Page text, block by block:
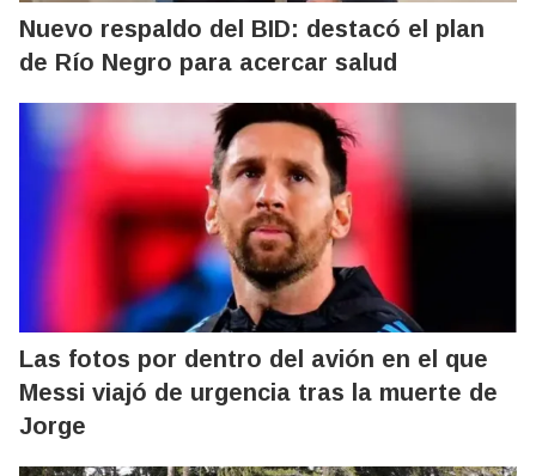
Nuevo respaldo del BID: destacó el plan
de Río Negro para acercar salud
Las fotos por dentro del avión en el que
Messi viajó de urgencia tras la muerte de
Jorge